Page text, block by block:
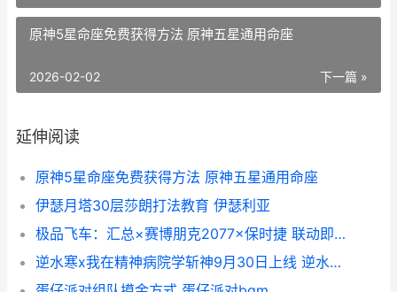
原神5星命座免费获得方法 原神五星通用命座
下一篇 »
2026-02-02
延伸阅读
原神5星命座免费获得方法 原神五星通用命座
伊瑟月塔30层莎朗打法教育 伊瑟利亚
极品飞车：汇总×赛博朋克2077×保时捷 联动即将上线 极品飞车2021攻略
逆水寒x我在精神病院学斩神9月30日上线 逆水寒精珍